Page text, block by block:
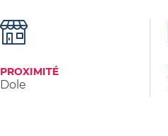
PROXIMITÉ
Dole